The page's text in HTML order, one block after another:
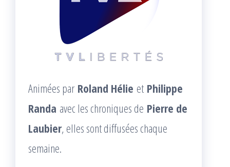
Animées par Roland Hélie et Philippe
Randa avec les chroniques de Pierre de
Laubier, elles sont diffusées chaque
semaine.